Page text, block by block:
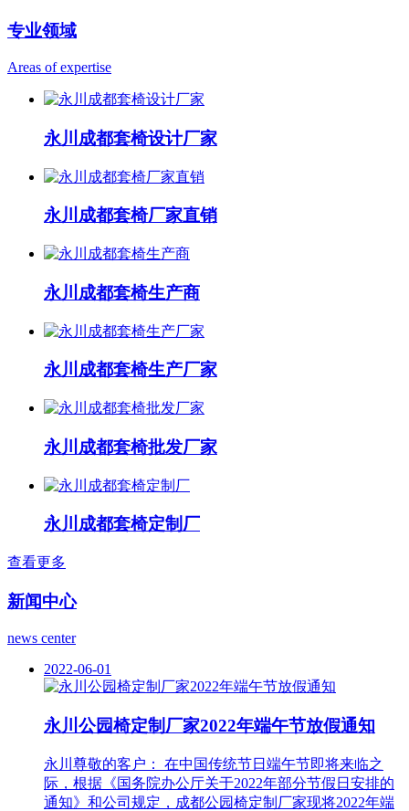
专业领域
Areas of expertise
永川成都套椅设计厂家
永川成都套椅厂家直销
永川成都套椅生产商
永川成都套椅生产厂家
永川成都套椅批发厂家
永川成都套椅定制厂
查看更多
新闻中心
news center
2022-06-01
永川公园椅定制厂家2022年端午节放假通知
永川尊敬的客户： 在中国传统节日端午节即将来临之
际，根据《国务院办公厅关于2022年部分节假日安排的
通知》和公司规定，成都公园椅定制厂家现将2022年端